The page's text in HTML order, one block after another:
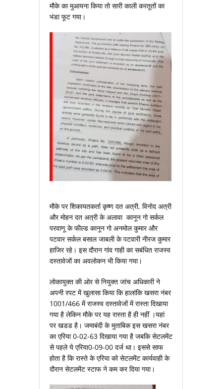
मौके का मुआयना किया तो सारी काली करतूतों का
भंडा फूट गया।
मौके पर शिकायतकर्ता कृष्‍ण दत अत्री, विनोद अत्री
और मोहन दत अत्री के अलावा कानून गो सर्कल
परवाणू के फील्‍ड कानून गो अनमोल कुमार और
पटवार सर्कल बसाल जाबली के पटवारी नीरज कुमार
हाजिर रहे। इस दौरान गांव गाही का सबंधित राजस्‍व
दस्‍तावेजों का अवलोकन भी किया गया।
लोकायुक्‍त की ओर से नियुक्‍त जांच अधिकारी ने
अपनी रपट में खुलासा किया कि हालांकि खसरा नंबर
1001/466 में राजस्‍व दस्‍तावेजों में रास्‍ता दिखाया
गया है लेकिन मौके पर यह रास्‍ता है ही नहीं ।यहां
पर खडड है। जमाबंदी के मुताबिक इस खसरा नंबर
का एरिया 0-02-63 दिखाया गया है जबकि सेटलमेंट
से पहले ये एरिया0-09-00 दर्ज था। इससे साफ
होता है कि रास्‍ते के एरिया को सेटलमेंट कार्यवाही के
दौरान सेटलमेंट स्‍टाफ ने कम कर दिया गया।